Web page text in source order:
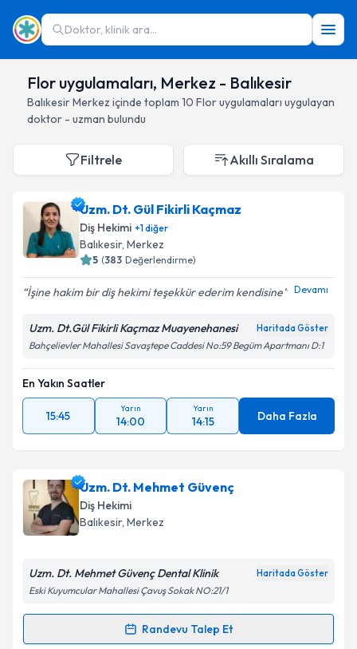
Doktor, klinik ara...
Flor uygulamaları, Merkez - Balıkesir
BalıkesirMerkez içinde toplam 10 Flor uygulamaları uygulayan
doktor - uzman bulundu
Filtrele Akıllı Sıralama
Uzm. Dt. Gül Fikirli Kaçmaz
Diş Hekimi +1diğer
Balıkesir, Merkez
5 (383 Değerlendirme)
İşine hakim bir diş hekimi teşekkür ederim kendisine Devamı
Uzm. Dt.Gül Fikirli Kaçmaz Muayenehanesi Haritada Göster
Bahçelievler Mahallesi Savaştepe Caddesi No:59 Begüm Apartmanı D:1
En Yakın Saatler
15:45
Yarın
14:00
Yarın
14:15 Daha Fazla
Uzm. Dt. Mehmet Güvenç
Diş Hekimi
Balıkesir, Merkez
Uzm. Dt. Mehmet Güvenç Dental Klinik Haritada Göster
Eski Kuyumcular Mahallesi Çavuş Sokak NO:21/1
Randevu Talep Et
Randevu Takvimi Talebi